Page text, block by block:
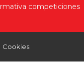
competiciones
Cookies